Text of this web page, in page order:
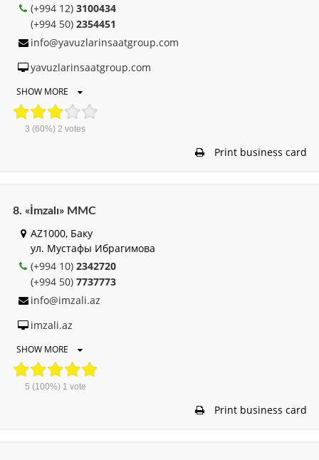
(+994 12) 3100434
(+994 50) 2354451
info@yavuzlarinsaatgroup.com
yavuzlarinsaatgroup.com
SHOW MORE
3 (60%) 2 votes
Print business card
8. «İmzalı» MMC
AZ1000, Баку
ул. Мустафы Ибрагимова
(+994 10) 2342720
(+994 50) 7737773
info@imzali.az
imzali.az
SHOW MORE
5 (100%) 1 vote
Print business card